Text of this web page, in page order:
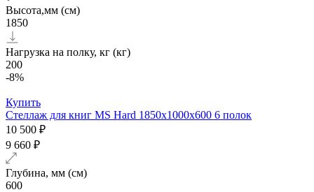
Высота,мм (см)
1850
Нагрузка на полку, кг (кг)
200
-8%
Купить
Стеллаж для книг MS Hard 1850х1000x600 6 полок
10 500 ₽
9 660 ₽
Глубина, мм (см)
600